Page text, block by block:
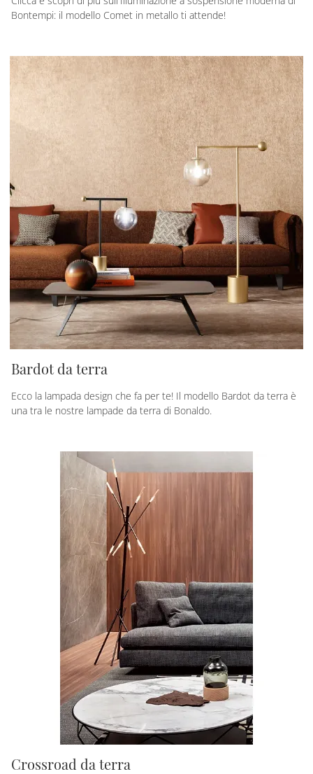
Bontempi: il modello Comet in metallo ti attende!
Bardot da terra
Ecco la lampada design che fa per te! Il modello Bardot da terra è
una tra le nostre lampade da terra di Bonaldo.
Crossroad da terra